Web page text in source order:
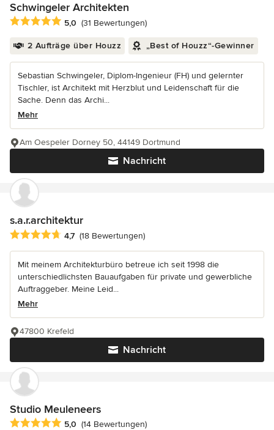
Schwingeler Architekten
Durchschnittliche Bewertung: 5 von 5 Sternen
5,0 (31 Bewertungen)
2 Aufträge über Houzz „Best of Houzz“-Gewinner
Sebastian Schwingeler, Diplom-Ingenieur (FH) und gelernter
Tischler, ist Architekt mit Herzblut und Leidenschaft für die
Sache. Denn das Archi...
Mehr
Nachricht
Am Oespeler Dorney 50, 44149 Dortmund
s.a.r.architektur
Durchschnittliche Bewertung: 4.7 von 5 Sternen
4,7 (18 Bewertungen)
Mit meinem Architekturbüro betreue ich seit 1998 die
unterschiedlichsten Bauaufgaben für private und gewerbliche
Auftraggeber. Meine Leid...
Mehr
Nachricht
47800 Krefeld
Studio Meuleneers
Durchschnittliche Bewertung: 5 von 5 Sternen
5,0 (14 Bewertungen)